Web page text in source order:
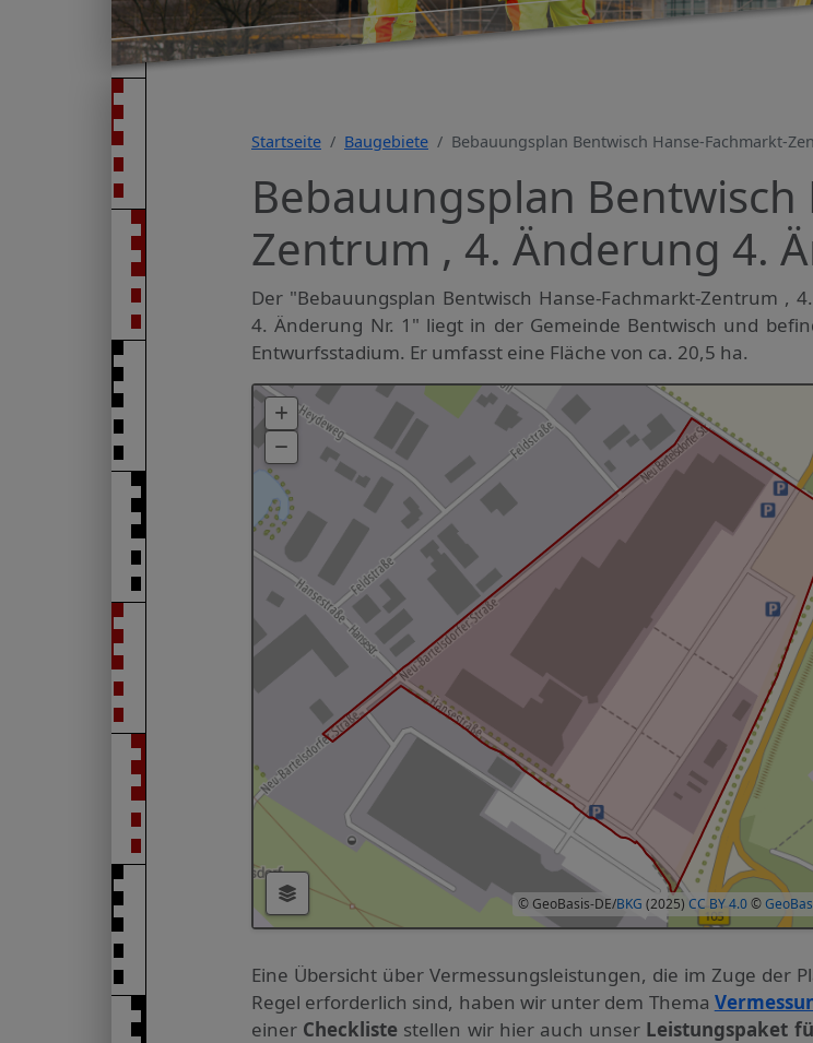
Startseite Baugebiete Bebauungsplan Bentwisch Hanse-Fachmarkt-
Bebauungsplan Bentwisch
Zentrum , 4. Änderung 4.
Der "Bebauungsplan Bentwisch Hanse-Fachmarkt-Zentrum ,
4. Änderung Nr. 1" liegt in der Gemeinde Bentwisch und
Entwurfsstadium. Er umfasst eine Fläche von ca. 20,5 ha.
© GeoBasis-DE/BKG (2025) CC BY 4.0 ©
Eine Übersicht über Vermessungs­leistungen, die im Zuge der
Regel erforderlich sind, haben wir unter dem Thema
einer Checkliste stellen wir hier auch unser Leistungspaket